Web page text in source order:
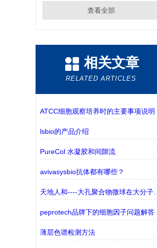
查看全部
相关文章
RELATED ARTICLES
ATCC细胞观察培养时的主要事项说明
lsbio的产品介绍
PureCol 水凝胶和间隙流
avivasysbio抗体都有哪些？
天地人和----大孔聚合物微球在大分子纯化中的应用
peprotech品牌下的细胞因子问题解答
薄层色谱检测方法